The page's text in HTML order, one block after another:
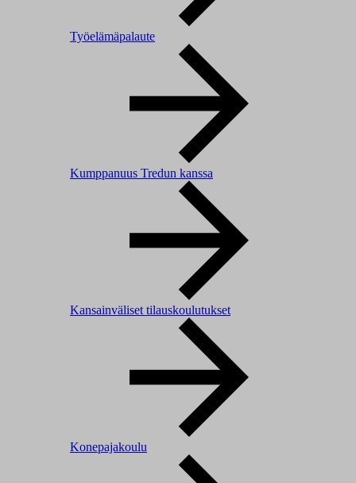
Työelämäpalaute
Kumppanuus Tredun kanssa
Kansainväliset tilauskoulutukset
Konepajakoulu